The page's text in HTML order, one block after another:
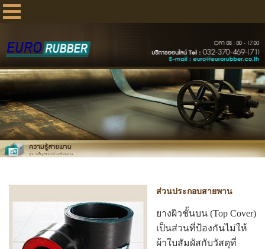
ส่วนประกอบสายพาน
ยางผิวชั้นบน (Top Cover)
เป็นส่วนที่ป้องกันไม่ให้
ผ้าใบสัมผัสกับวัสดุที่